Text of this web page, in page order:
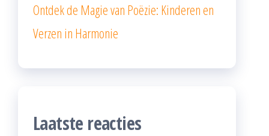
Ontdek de Magie van Poëzie: Kinderen en
Verzen in Harmonie
Laatste reacties